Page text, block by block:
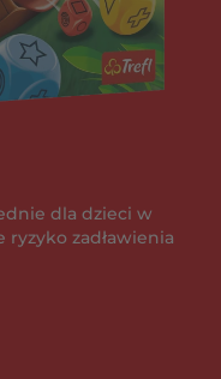
dla dzieci w
zadławienia